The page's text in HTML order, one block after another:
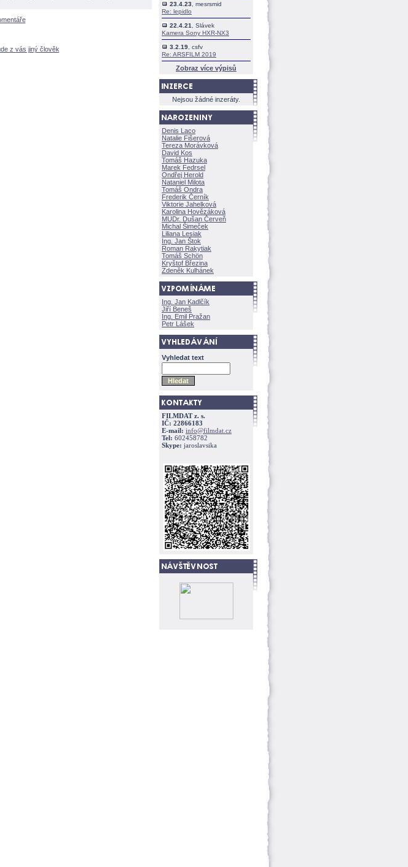
z vás jiný člověk
23.4.23 , mesrsmid
Re: lepidlo
22.4.21
, Slávek
Kamera Sony HXR-NX3
3.2.19 , csfv
Re: ARSFILM 2019
Zobraz více výpisů
Nejsou žádné inzeráty.
Denis Laco
Natalie Fišerov
Tereza Morávkov
David Kos
Tomáš Hazuka
Marek Fedrsel
Ondřej Herold
Nataniel Milota
Tomáš Ondra
Frederik Černík
Viktorie Jahelkov
Karolina Hovězákov
MUDr. Dušan Červeň
Michal Šimeček
Liliana Lesiak
Ing. Jan Štok
Roman Rakytiak
Tomáš Schön
Kryštof Březina
Zdeněk Kulhánek
Ing. Jan Kadlčík
Jiří Bene
Ing. Emil Pražan
Petr Lášek
Vyhledat text
FILMDAT z. s.
IČ: 22866183
E-mail: info@filmdat.cz
Tel: 602458782
Skype: jaroslavsika